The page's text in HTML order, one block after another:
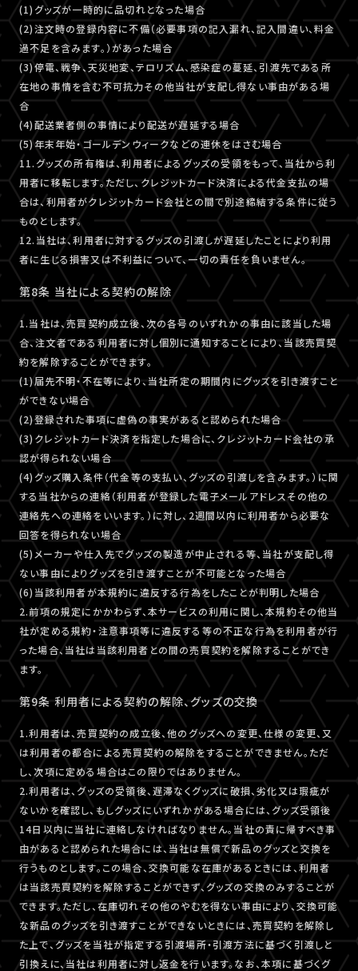
(1)グッズが一時的に品切れとなった場合
(2)注文時の登録内容に不備（必要事項の記入漏れ、記入間違い、料金
過不足を含みます。）があった場合
(3)停電、戦争、天災地変、テロリズム、感染症の蔓延、引渡先である所
在地の事情を含む不可抗力その他当社が支配し得ない事由がある場
合
(4)配送業者側の事情により配送が遅延する場合
(5)年末年始・ゴールデンウィークなどの連休をはさむ場合
11.グッズの所有権は、利用者によるグッズの受領をもって、当社から利
用者に移転します。ただし、クレジットカード決済による代金支払の場
合は、利用者がクレジットカード会社との間で別途締結する条件に従う
ものとします。
12.当社は、利用者に対するグッズの引渡しが遅延したことにより利用
者に生じる損害又は不利益について、一切の責任を負いません。
第8条 当社による契約の解除
1.当社は、売買契約成立後、次の各号のいずれかの事由に該当した場
合、注文者である利用者に対し個別に通知することにより、当該売買契
約を解除することができます。
(1)届先不明・不在等により、当社所定の期間内にグッズを引き渡すこと
ができない場合
(2)登録された事項に虚偽の事実があると認められた場合
(3)クレジットカード決済を指定した場合に、クレジットカード会社の承
認が得られない場合
(4)グッズ購入条件（代金等の支払い、グッズの引渡しを含みます。）に関
する当社からの連絡（利用者が登録した電子メールアドレスその他の
連絡先への連絡をいいます。）に対し、2週間以内に利用者から必要な
回答を得られない場合
(5)メーカーや仕入先でグッズの製造が中止される等、当社が支配し得
ない事由によりグッズを引き渡すことが不可能となった場合
(6)当該利用者が本規約に違反する行為をしたことが判明した場合
2.前項の規定にかかわらず、本サービスの利用に関し、本規約その他当
社が定める規約・注意事項等に違反する等の不正な行為を利用者が行
った場合、当社は当該利用者との間の売買契約を解除することができ
ます。
第9条 利用者による契約の解除、グッズの交換
1.利用者は、売買契約の成立後、他のグッズへの変更、仕様の変更、又
は利用者の都合による売買契約の解除をすることができません。ただ
し、次項に定める場合はこの限りではありません。
2.利用者は、グッズの受領後、遅滞なくグッズに破損、劣化又は瑕疵が
ないかを確認し、もしグッズにいずれかがある場合には、グッズ受領後
14日以内に当社に連絡しなければなりません。当社の責に帰すべき事
由があると認められた場合には、当社は無償で新品のグッズと交換を
行うものとします。この場合、交換可能な在庫があるときには、利用者
は当該売買契約を解除することができず、グッズの交換のみすることが
できます。ただし、在庫切れその他のやむを得ない事由により、交換可能
な新品のグッズを引き渡すことができないときには、売買契約を解除し
た上で、グッズを当社が指定する引渡場所・引渡方法に基づく引渡しと
引換えに、当社は利用者に対し返金を行います。なお、本項に基づくグ